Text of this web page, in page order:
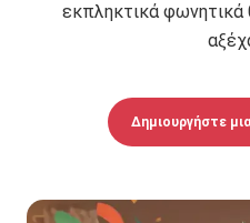
εκπληκτικά
Δημιουργήστε